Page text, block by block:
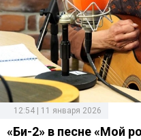
12:54 | 11 января 2026
«Би-2» в песне «Мой